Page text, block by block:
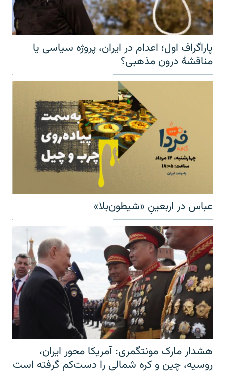
پاراگراف اول؛ اعدام در ایران، پروژه سیاسی یا
مناقشهٔ درون مذهبی؟
عباس در اربعینِ «شیطون‌بلا»
هشدار مارک مونتگمری: آمریکا محور ایران،
روسیه، چین و کره شمالی را دست‌کم گرفته است